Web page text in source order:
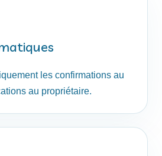
les confirmations au
au propriétaire.